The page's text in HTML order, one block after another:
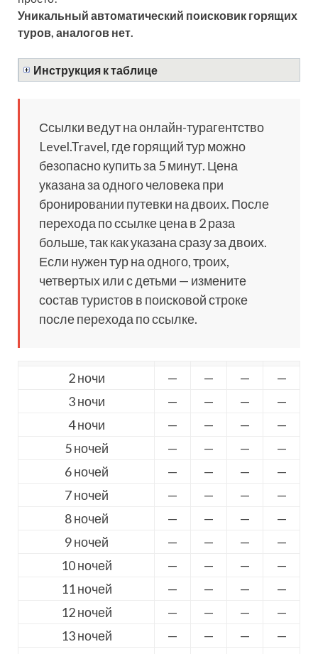
Уникальный автоматический поисковик горящих
туров, аналогов нет.
Инструкция к таблице
Ссылки ведут на онлайн-турагентство
Level.Travel, где горящий тур можно
безопасно купить за 5 минут. Цена
указана за одного человека при
бронировании путевки на двоих. После
перехода по ссылке цена в 2 раза
больше, так как указана сразу за двоих.
Если нужен тур на одного, троих,
четвертых или с детьми — измените
состав туристов в поисковой строке
после перехода по ссылке.
2 ночи — — —
—
3 ночи
— — —
—
4 ночи
— — —
—
5 ночей
— — —
—
6 ночей
— — —
—
7 ночей
— — —
—
8 ночей
— — —
—
9 ночей
— — —
—
10 ночей
— — —
—
11 ночей
— — —
—
12 ночей
— — —
—
13 ночей
— — —
—